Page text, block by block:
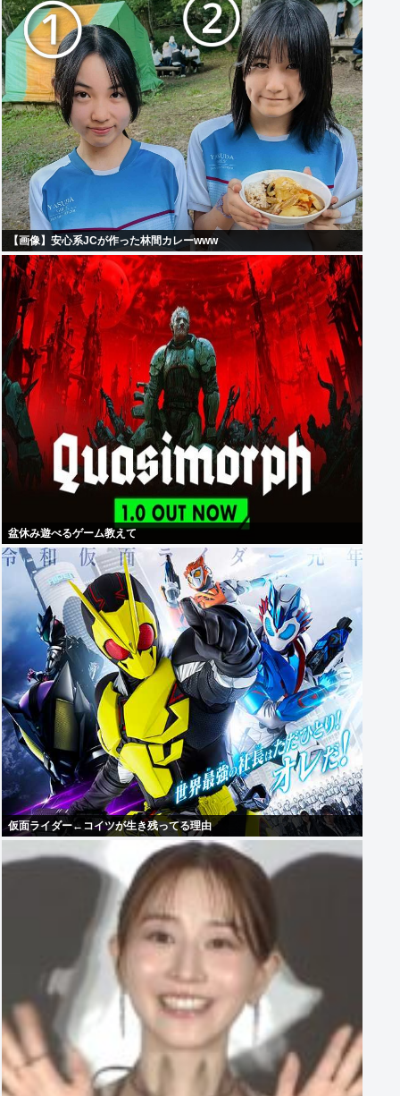
【画像】安心系JCが作った林間カレーwww
盆休み遊べるゲーム教えて
仮面ライダー←コイツが生き残ってる理由